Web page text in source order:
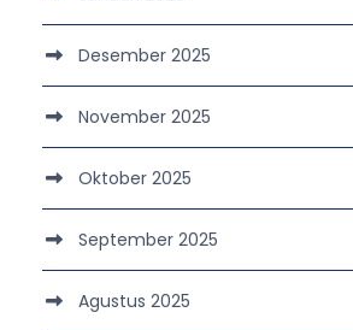
Desember 2025
November 2025
Oktober 2025
September 2025
Agustus 2025